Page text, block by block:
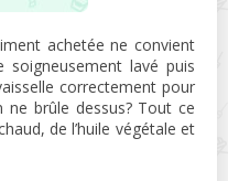
achetée ne convient
lavé puis
correctement pour
brûle dessus? Tout ce
de l’huile végétale et